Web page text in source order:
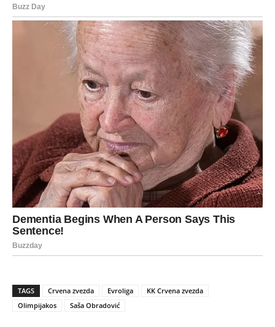
TAGS Crvena zvezda Evroliga
KK Crvena zvezda
Olimpijakos
Saša Obradović